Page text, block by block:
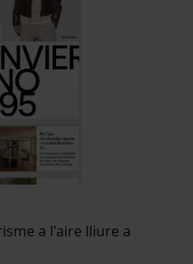
a l'aire lliure a